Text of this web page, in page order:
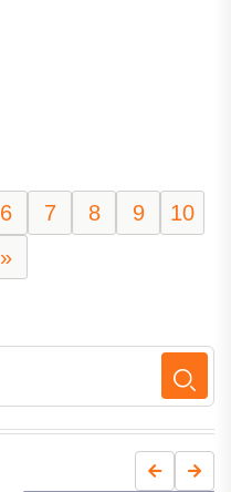
6 7 8 9
10
»